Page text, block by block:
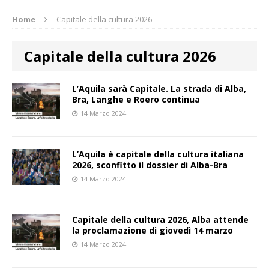
Home Capitale della cultura 2026
Capitale della cultura 2026
L’Aquila sarà Capitale. La strada di Alba,
Bra, Langhe e Roero continua
14 Marzo 2024
L’Aquila è capitale della cultura italiana
2026, sconfitto il dossier di Alba-Bra
14 Marzo 2024
Capitale della cultura 2026, Alba attende
la proclamazione di giovedì 14 marzo
14 Marzo 2024